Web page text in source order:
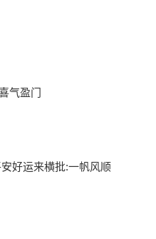
气盈门
好运来横批:一帆风顺